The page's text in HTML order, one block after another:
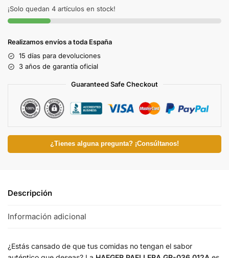
¡Solo quedan 4 artículos en stock!
Realizamos envíos a toda España
15 días para devoluciones
3 años de garantía oficial
Guaranteed Safe Checkout
¿Tienes alguna pregunta? ¡Consúltanos!
Descripción
Información adicional
¿Estás cansado de que tus comidas no tengan el sabor